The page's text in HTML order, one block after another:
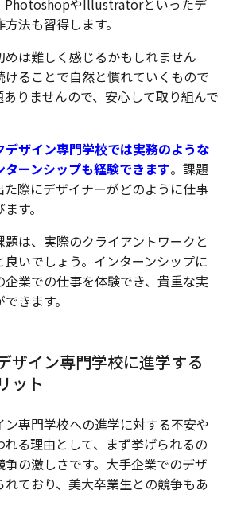
PhotoshopやIllustratorといったデ
法も習得します。
めは難しく感じるかもしれません
ることで自然と慣れていくもので
りませんので、安心して取り組んで
デザイン専門学校では実務のような
ーンシップも経験できます。課題
際にデザイナーがどのように仕事
す。
は、実際のクライアントワークと
いでしょう。インターンシップに
業での仕事を体験でき、貴重な実
きます。
ザイン専門学校に進学する
ット
専門学校への進学に対する不安や
れる理由として、まず挙げられるの
の激しさです。大手企業でのデザ
ており、美大卒業生との競争もあ